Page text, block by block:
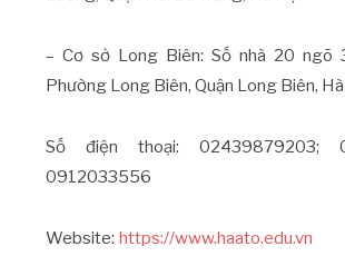
– Cơ sở Long Biên: Số nhà 20 ngõ
Phường Long Biên, Quận Long Biên,
Số điện thoại: 02439879203;
0912033556
Website:https://www.haato.edu.vn